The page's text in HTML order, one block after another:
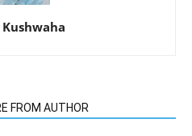
FROM AUTHOR